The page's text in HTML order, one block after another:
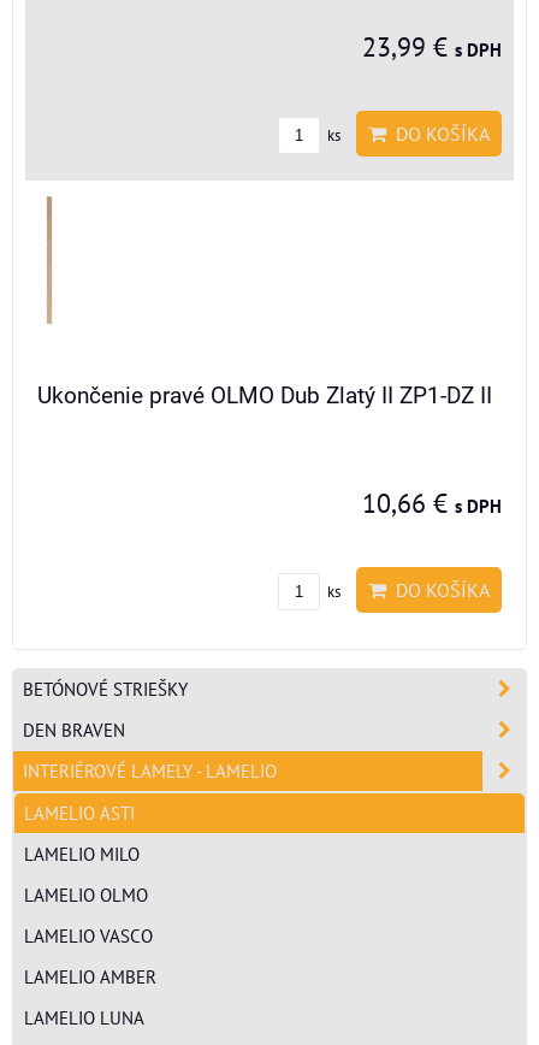
23,99 € s DPH
ks DO KOŠÍKA
Ukončenie pravé OLMO Dub Zlatý II ZP1-DZ II
10,66 € s DPH
ks DO KOŠÍKA
BETÓNOVÉ STRIEŠKY
DEN BRAVEN
INTERIÉROVÉ LAMELY - LAMELIO
LAMELIO ASTI
LAMELIO MILO
LAMELIO OLMO
LAMELIO VASCO
LAMELIO AMBER
LAMELIO LUNA